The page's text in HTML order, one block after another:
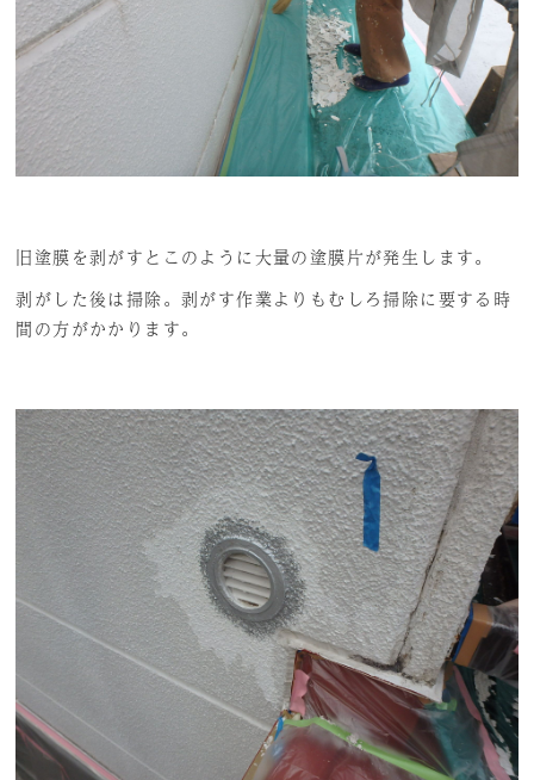
旧塗膜を剥がすとこのように大量の塗膜片が発生します。
剥がした後は掃除。剥がす作業よりもむしろ掃除に要する時
間の方がかかります。